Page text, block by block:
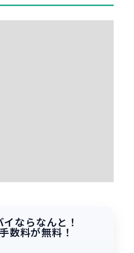
イならなんと！
数料が無料！